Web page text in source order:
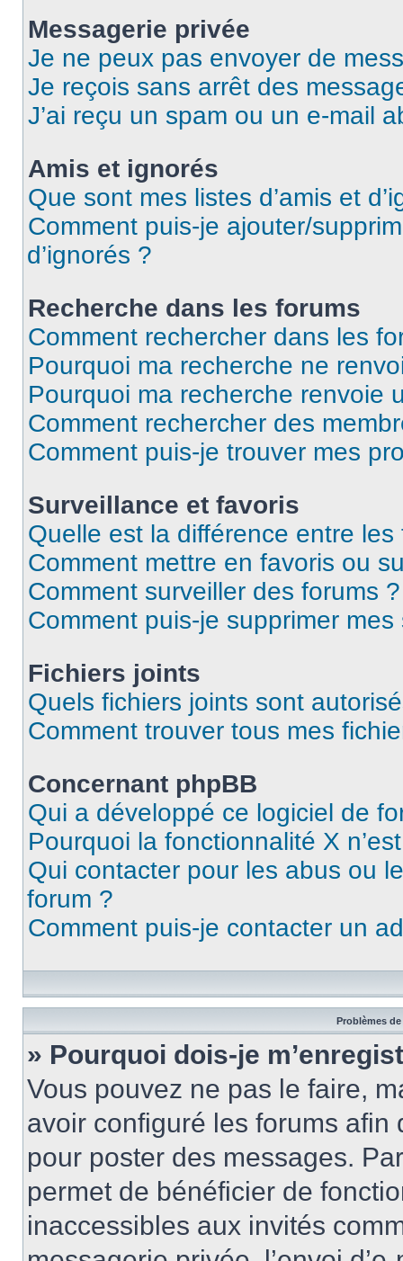
Messagerie privée
Je ne peux pas envoyer de
Je reçois sans arrêt des
J’ai reçu un spam ou un e-mail
Amis et ignorés
Que sont mes listes d’amis et
Comment puis-je ajouter/
d’ignorés ?
Recherche dans les forums
Comment rechercher dans les
Pourquoi ma recherche ne
Pourquoi ma recherche renvoie
Comment rechercher des
Comment puis-je trouver mes
Surveillance et favoris
Quelle est la différence entre
Comment mettre en favoris ou
Comment surveiller des forums ?
Comment puis-je supprimer
Fichiers joints
Quels fichiers joints sont
Comment trouver tous mes
Concernant phpBB
Qui a développé ce logiciel de
Pourquoi la fonctionnalité X
Qui contacter pour les abus ou
forum ?
Comment puis-je contacter un
Problèmes
» Pourquoi dois-je
Vous pouvez ne pas le faire,
avoir configuré les forums afin
pour poster des messages.
permet de bénéficier de
inaccessibles aux invités